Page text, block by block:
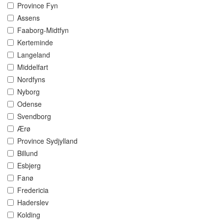
Province Fyn
Assens
Faaborg-Midtfyn
Kerteminde
Langeland
Middelfart
Nordfyns
Nyborg
Odense
Svendborg
Ærø
Province Sydjylland
Billund
Esbjerg
Fanø
Fredericia
Haderslev
Kolding